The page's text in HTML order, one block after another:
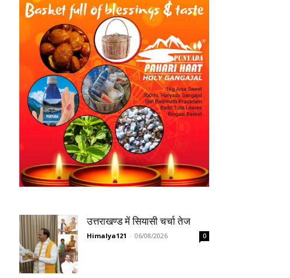
उत्तराखण्ड में सियासी चर्चा तेज
Himalya121 - 06/08/2026 0